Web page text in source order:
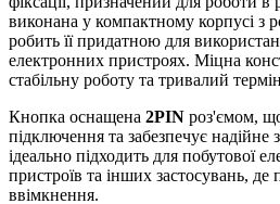
виконана у компактному корпусі з
робить її придатною для
електронних пристроях. Міцна
стабільну роботу та тривалий
Кнопка оснащена 2PIN роз'ємом,
підключення та забезпечує
ідеально підходить для побутової
пристроїв та інших застосувань, де
ввімкнення.